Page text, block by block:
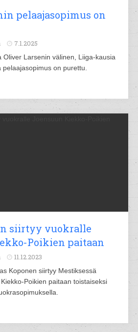
pelaajasopimus on
7.1.2025
Oliver Larsenin välinen, Liiga-kausia
on purettu.
siirtyy vuokralle
Poikien paitaan
11.12.2023
Koponen siirtyy Mestiksessä
Poikien paitaan toistaiseksi